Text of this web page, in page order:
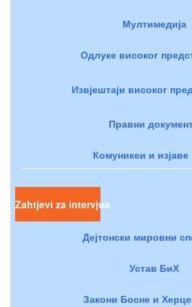
Мултимедија
Одлуке високог
Извјештаји високог
Правни
Комуникеи и изјаве
Zahtjevi za intervjue
Дејтонски мировни
Устав БиХ
Закони Босне и